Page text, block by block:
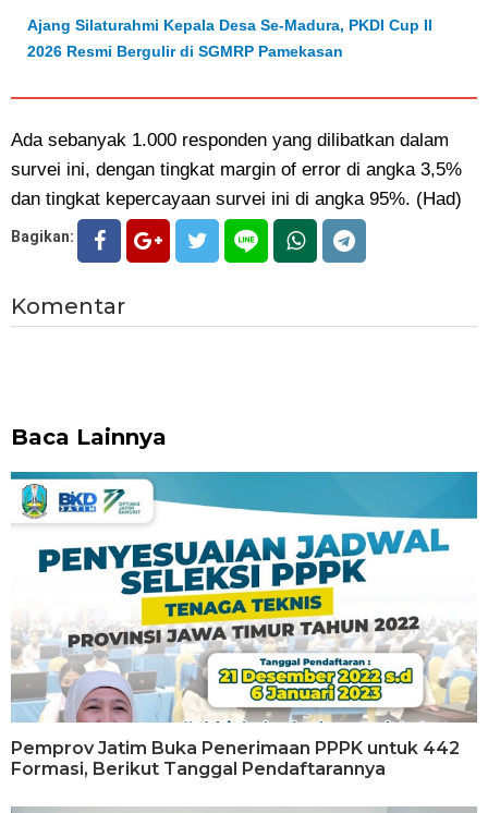
Ajang Silaturahmi Kepala Desa Se-Madura, PKDI Cup II
2026 Resmi Bergulir di SGMRP Pamekasan
Ada sebanyak 1.000 responden yang dilibatkan dalam
survei ini, dengan tingkat margin of error di angka 3,5%
dan tingkat kepercayaan survei ini di angka 95%. (Had)
Bagikan:
Komentar
Baca Lainnya
Pemprov Jatim Buka Penerimaan PPPK untuk 442
Formasi, Berikut Tanggal Pendaftarannya